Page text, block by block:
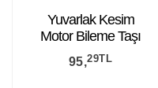
Yuvarlak Kesim
Motor Bileme Taşı
95,29TL